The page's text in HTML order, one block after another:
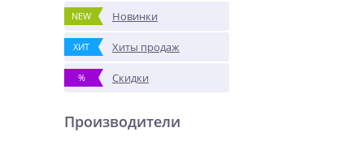
NEW Новинки
ХИТ Хиты продаж
% Скидки
Производители